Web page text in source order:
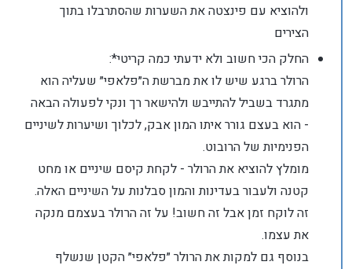
ולהוציא עם פינצטה את השערות שהסתרבלו בתוך
הצירים
החלק הכי חשוב ולא ידעתי כמה קריטי*:
הרולר ברגע שיש לו את מברשת ה״פלאפי״ שעליה הוא
מתגרד בשביל להתייבש ולהישאר רך ונקי לפעולה הבאה
- הוא בעצם גורר איתו המון אבק, לכלוך ושיערות לשיניים
הפנימיות של הרובוט.
מומלץ להוציא את הרולר - לקחת קיסם שיניים או מחט
קטנה ולעבור בעדינות והמון סבלנות על השיניים האלה.
זה לוקח זמן אבל זה חשוב! על זה הרולר בעצמם מנקה
את עצמו.
בנוסף גם למקות את הרולר ״פלאפי״ הקטן שנשלף